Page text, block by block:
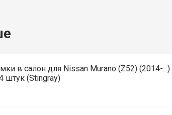
в салон для Nissan Murano (Z52) (2014-...)
штук (Stingray)